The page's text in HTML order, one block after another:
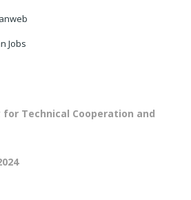
Jobs
Technical Cooperation and